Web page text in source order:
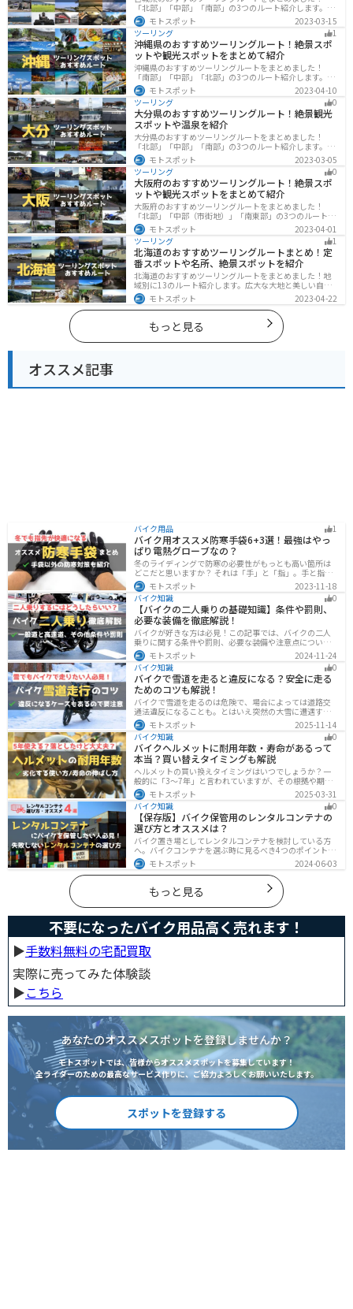
「北部」「中部」「南部」の3つのルート紹介します。キ
ツネ村や広大な山や滝、湖などを歴史や自然を満喫する
ツーリングができます。バイクで宮城県にツーリングに
行く際は参考にしてください。
モトスポット
2023-03-15
ツーリング
1
沖縄県のおすすめツーリングルート！絶景スポ
ットや観光スポットをまとめて紹介
沖縄県のおすすめツーリングルートをまとめました！
「南部」「中部」「北部」の3つのルート紹介します。美
しいビーチや歴史と文化に溢れたスポットが多数あり、
様々な楽しみ方ができます。バイクで沖縄県にツーリン
グに行く際は参考にしてください。
モトスポット
2023-04-10
ツーリング
0
大分県のおすすめツーリングルート！絶景観光
スポットや温泉を紹介
大分県のおすすめツーリングルートをまとめました！
「北部」「中部」「南部」の3つのルート紹介します。阿
蘇の雄大な自然を満喫できるスポットや温泉を満喫する
ツーリングができます。バイクで大分県にツーリングに
行く際は参考にしてください。
モトスポット
2023-03-05
ツーリング
0
大阪府のおすすめツーリングルート！絶景スポ
ットや観光スポットをまとめて紹介
大阪府のおすすめツーリングルートをまとめました！
「北部」「中部（市街地）」「南東部」の3つのルート紹
介します。歴史と近代が融合した魅力的なエリアで様々
な楽しみ方ができます。バイクで大阪府にツーリングに
行く際は参考にしてください。
モトスポット
2023-04-01
ツーリング
1
北海道のおすすめツーリングルートまとめ！定
番スポットや名所、絶景スポットを紹介
北海道のおすすめツーリングルートをまとめました！地
域別に13のルート紹介します。広大な大地と美しい自然
が広がり、四季折々の魅力を楽しめる観光スポットが数
多くあります。バイクで北海道にツーリングに行く際は
参考にしてください。
モトスポット 2023-04-22
もっと見る
オススメ記事
バイク用品 1
バイク用オススメ防寒手袋6+3選！最強はやっ
ぱり電熱グローブなの？
冬のライディングで防寒の必要性がもっとも高い箇所は
どこだと思いますか？ それは「手」と「指」。手と指が
冷えてしまうと、防寒ジャケットをいくら着込んでも寒
さから逃れることはできません。そんな防寒の要となる
オススメ防寒手袋を紹介します。
モトスポット
2023-11-18
バイク知識
0
【バイクの二人乗りの基礎知識】条件や罰則、
必要な装備を徹底解説！
バイクが好きな方は必見！この記事では、バイクの二人
乗りに関する条件や罰則、必要な装備や注意点について
解説しています。実はバイクの二人乗りを安全に楽しむ
ためには、条件やルールを知ることが大切です。この記
事を読めば、安全で快適なライディングを楽しめます。
モトスポット
2024-11-24
バイク知識
0
バイクで雪道を走ると違反になる？安全に走る
ためのコツも解説！
バイクで雪道を走るのは危険で、場合によっては道路交
通法違反になることも。とはいえ突然の大雪に遭遇する
こともあります。この記事では、雪道で転倒しないため
の走り方のコツや滑り止め対策、雪道に強いバイクの特
徴まで詳しく解説します。
モトスポット
2025-11-14
バイク知識
0
バイクヘルメットに耐用年数・寿命があるって
本当？買い替えタイミングも解説
ヘルメットの買い換えタイミングはいつでしょうか？一
般的に「3〜7年」と言われていますが、その根拠や期限
前でも早めに交換した方がいいケースを紹介します。安
全にバイクに乗るためにもヘルメットの寿命についてし
っかりと理解しておきましょう。
モトスポット
2025-03-31
バイク知識
0
【保存版】バイク保管用のレンタルコンテナの
選び方とオススメは？
バイク置き場としてレンタルコンテナを検討している方
へ。バイクコンテナを選ぶ時に見るべき4つのポイントと
オススメのレンタルコンテナ会社を徹底解説。これさえ
読めば自分に最適なレンタルコンテナを見つけることが
できます。
モトスポット 2024-06-03
もっと見る
不要になったバイク用品高く売れます！
▶︎手数料無料の宅配買取
実際に売ってみた体験談
▶︎こちら
あなたのオススメスポットを登録しませんか？
モトスポットでは、皆様からオススメスポットを募集しています！
全ライダーのための最高なサービス作りに、ご協力よろしくお願いいたします。
スポットを登録する